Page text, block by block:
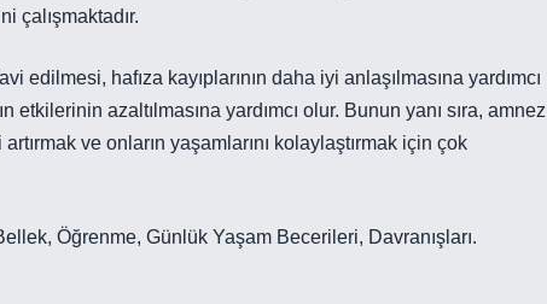
çalışmaktadır.
edilmesi, hafıza kayıplarının daha iyi anlaşılmasına yardımcı
etkilerinin azaltılmasına yardımcı olur. Bunun yanı sıra,
ve onların yaşamlarını kolaylaştırmak için çok
Öğrenme, Günlük Yaşam Becerileri, Davranışları.